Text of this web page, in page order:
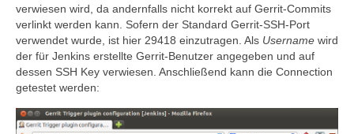
verwiesen wird, da andernfalls nicht korrekt auf Gerrit-Commits
verlinkt werden kann. Sofern der Standard Gerrit-SSH-Port
verwendet wurde, ist hier 29418 einzutragen. Als Username wird
der für Jenkins erstellte Gerrit-Benutzer angegeben und auf
dessen SSH Key verwiesen. Anschließend kann die Connection
getestet werden: